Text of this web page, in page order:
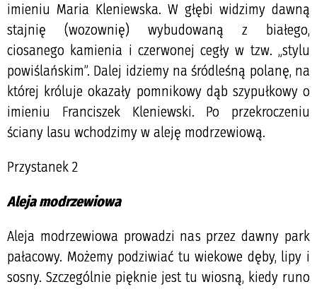
imieniu Maria Kleniewska. W głębi widzimy dawną
stajnię (wozownię) wybudowaną z białego,
ciosanego kamienia i czerwonej cegły w tzw. „stylu
powiślańskim”. Dalej idziemy na śródleśną polanę, na
której króluje okazały pomnikowy dąb szypułkowy o
imieniu Franciszek Kleniewski. Po przekroczeniu
ściany lasu wchodzimy w aleję modrzewiową.
Przystanek 2
Aleja modrzewiowa
Aleja modrzewiowa prowadzi nas przez dawny park
pałacowy. Możemy podziwiać tu wiekowe dęby, lipy i
sosny. Szczególnie pięknie jest tu wiosną, kiedy runo